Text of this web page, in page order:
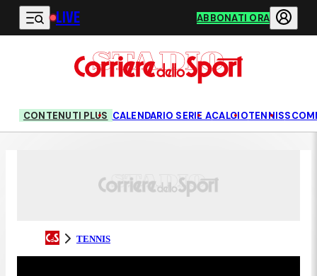
Vai al contenuto principale
LIVE ABBONATI ORA
CONTENUTI PLUS CALENDARIO SERIE ACALCIOTENNIS
TENNIS